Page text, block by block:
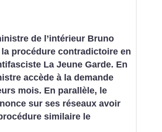
de l’intérieur Bruno
procédure contradictoire en
La Jeune Garde. En
accède à la demande
mois. En parallèle, le
sur ses réseaux avoir
similaire le